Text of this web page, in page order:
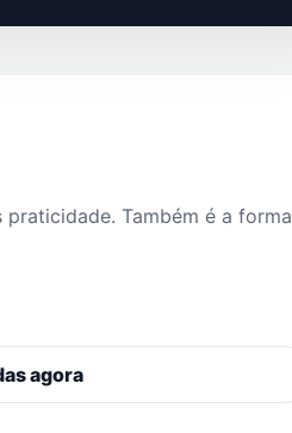
Também é a forma
agora